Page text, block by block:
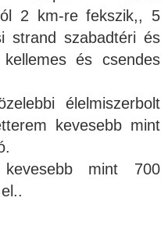
2 km-re fekszik,, 5
strand szabadtéri és
és csendes
élelmiszerbolt
kevesebb mint
mint 700